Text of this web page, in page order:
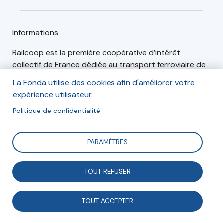
Informations
Railcoop est la première coopérative d’intérêt
collectif de France dédiée au transport ferroviaire de
Railcoop a pour mission de renforcer l’usage du
ferroviaire sur tous les territoires par une implication
de l’ensemble des bénéficiaires de cette mobilité
collectivités locales.
Articles (2) Événements (0)
La Fonda utilise des cookies afin d'améliorer votre
expérience utilisateur.
Politique de confidentialité
PARAMÈTRES
TOUT REFUSER
TOUT ACCEPTER